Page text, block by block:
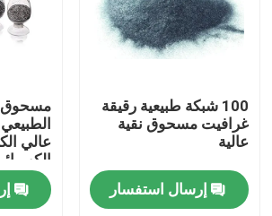
معلومات عنا
جولة في المعمل
100 شبكة طبيعية رقيقة
غرافيت مسحوق نقية
عالية
إرسال استفسار
مسحوق
عالي